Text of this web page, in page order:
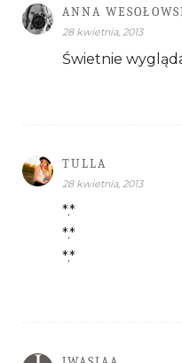
ANNA
28 kwietnia, 2013
Świetnie
TULLA
28 kwietnia, 2013
*.*
*.*
*.*